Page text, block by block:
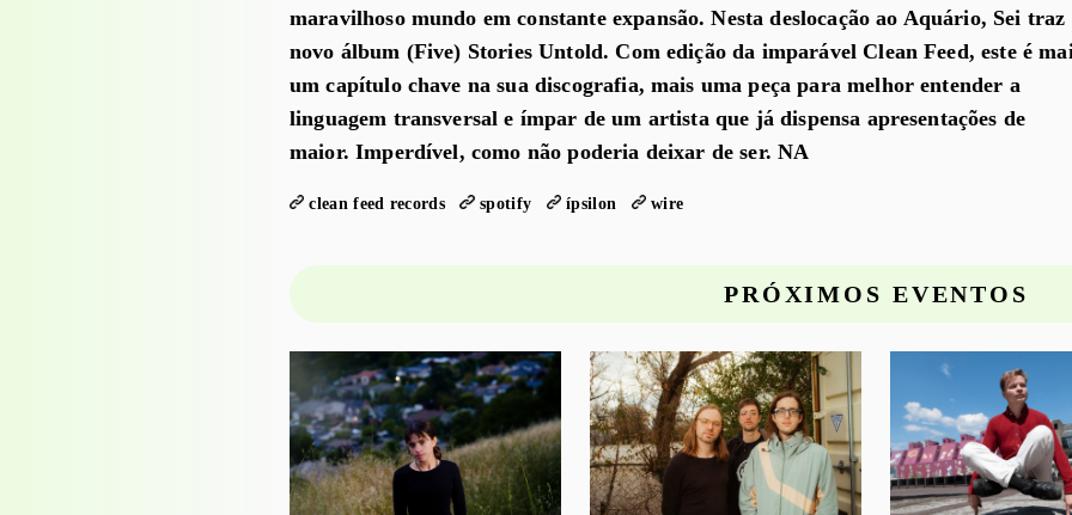
maravilhoso mundo em constante expansão. Nesta deslocação ao Aquário, Sei traz
novo álbum (Five) Stories Untold. Com edição da imparável Clean Feed, este é
um capítulo chave na sua discografia, mais uma peça para melhor entender a
linguagem transversal e ímpar de um artista que já dispensa apresentações de
maior. Imperdível, como não poderia deixar de ser. NA
clean feed records spotify ípsilon wire
PRÓXIMOS EVENTOS